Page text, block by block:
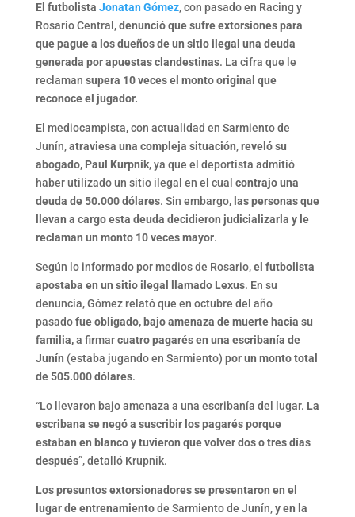
El futbolista Jonatan Gómez, con pasado en Racing y
Rosario Central,denunció que sufre extorsiones para
que pague a los dueños de un sitio ilegal una deuda
generada por apuestas clandestinas. La cifra que le
reclaman supera 10 veces el monto original que
reconoce el jugador.
El mediocampista, con actualidad en Sarmiento de
Junín,atraviesa una compleja situación,reveló su
abogado, Paul Kurpnik, ya que el deportista admitió
haber utilizado un sitio ilegal en el cual contrajo una
deuda de 50.000 dólares. Sin embargo, las personas que
llevan a cargo esta deuda decidieron judicializarla y le
reclaman un monto 10 veces mayor.
Según lo informado por medios de Rosario,el futbolista
apostaba en un sitio ilegal llamado Lexus. En su
denuncia, Gómez relató que en octubre del año
pasadofue obligado, bajo amenaza de muerte hacia su
familia,a firmarcuatro pagarés en una escribanía de
Junín (estaba jugando en Sarmiento) por un monto total
de 505.000 dólares.
“Lo llevaron bajo amenaza a una escribanía del lugar. La
escribana se negó a suscribir los pagarés porque
estaban en blanco y tuvieron que volver dos o tres días
después”, detalló Krupnik.
Los presuntos extorsionadores se presentaron en el
lugar de entrenamientode Sarmiento de Junín,y en la